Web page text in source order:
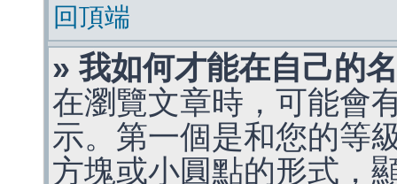
回頂端
» 我如何才能在自己的
在瀏覽文章時，可能會
示。第一個是和您的等
方塊或小圓點的形式，